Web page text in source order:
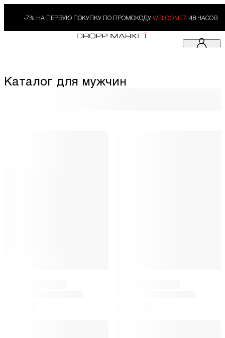
-7% НА ПЕРВУЮ ПОКУПКУ ПО ПРОМОКОДУ WELCOME7. 48 ЧАСОВ
Каталог для мужчин